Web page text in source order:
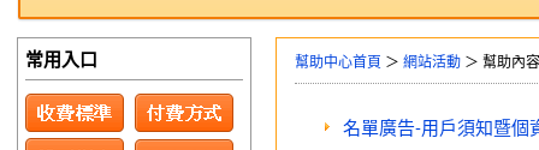
幫助中心首頁 ＞ 網站活動 ＞ 幫助內容
名單廣告-用戶須知暨個
常用入口